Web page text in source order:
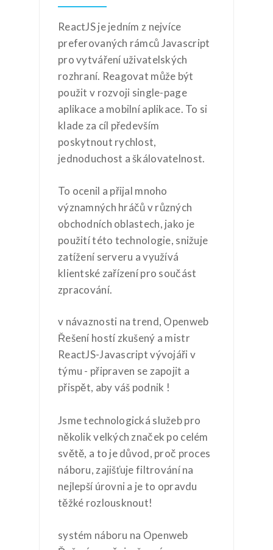
ReactJS je jedním z nejvíce
preferovaných rámců Javascript
pro vytváření uživatelských
rozhraní. Reagovat může být
použit v rozvoji single-page
aplikace a mobilní aplikace. To si
klade za cíl především
poskytnout rychlost,
jednoduchost a škálovatelnost.
To ocenil a přijal mnoho
významných hráčů v různých
obchodních oblastech, jako je
použití této technologie, snižuje
zatížení serveru a využívá
klientské zařízení pro součást
zpracování.
v návaznosti na trend, Openweb
Řešení hostí zkušený a mistr
ReactJS-Javascript vývojáři v
týmu - připraven se zapojit a
přispět, aby váš podnik !
Jsme technologická služeb pro
několik velkých značek po celém
světě, a to je důvod, proč proces
náboru, zajišťuje filtrování na
nejlepší úrovni a je to opravdu
těžké rozlousknout!
systém náboru na Openweb